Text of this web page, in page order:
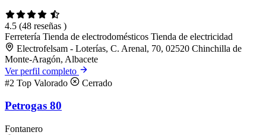
4.5 (48 reseñas )
Ferretería Tienda de electrodomésticos Tienda de electricidad
Electrofelsam - Loterías, C. Arenal, 70, 02520 Chinchilla de
Monte-Aragón, Albacete
Ver perfil completo
#2 Top Valorado Cerrado
Petrogas 80
Fontanero